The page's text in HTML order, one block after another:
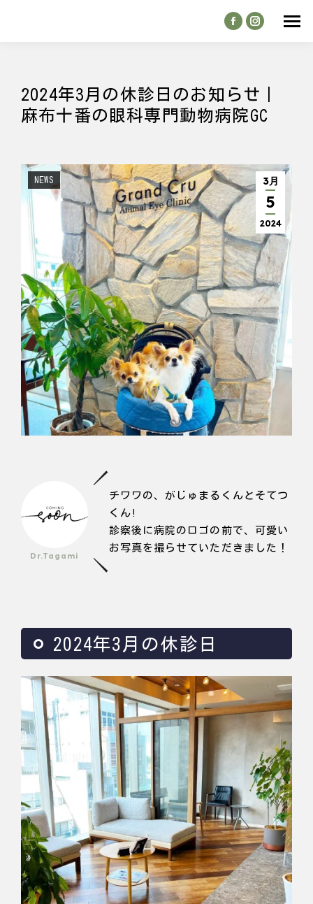
Facebook
new
window
Instagram
new
window
2024年3月の休診日のお知らせ｜
麻布十番の眼科専門動物病院GC
3月
5
2024
NEWS
Dr.Tagami
チワワの、がじゅまるくんとそてつ
くん!
診察後に病院のロゴの前で、可愛い
お写真を撮らせていただきました！
2024年3月の休診日